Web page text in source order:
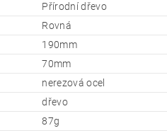
Přírodní dřevo
Rovná
190mm
70mm
nerezová ocel
dřevo
87g